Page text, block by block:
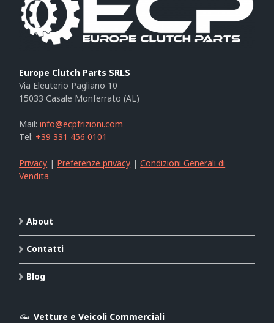
Europe Clutch Parts SRLS
Via Eleuterio Pagliano 10
15033 Casale Monferrato (AL)
Mail:info@ecpfrizioni.com
Tel: +39 331 456 0101
Privacy | Preferenze privacy |Condizioni Generali di
Vendita
About
Contatti
Blog
Vetture e Veicoli Commerciali